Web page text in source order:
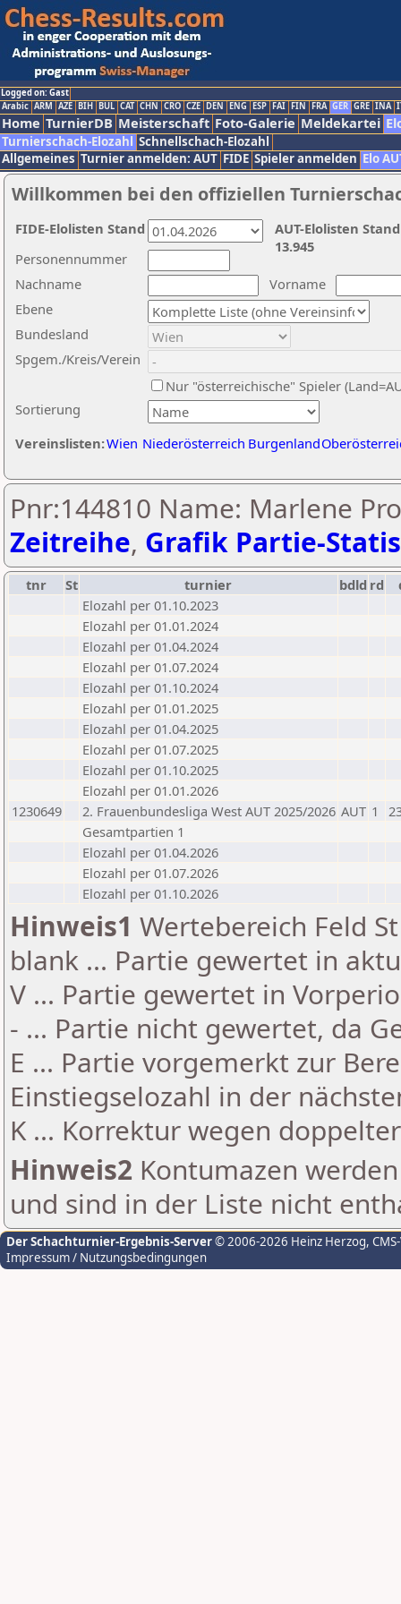
Logged on: Gast
Arabic ARM AZE BIH BUL CAT CHN CRO CZE DEN ENG ESP FAI FIN FRA GER GRE INA
Home TurnierDB Meisterschaft Foto-Galerie Meldekartei
Turnierschach-Elozahl Schnellschach-Elozahl
Allgemeines Turnier anmelden: AUT FIDE Spieler anmelden Elo
Willkommen bei den offiziellen
Nachname
Vorname
Ebene
Sortierung
Personennummer
Bundesland
Spgem./Kreis/Verein
Nur "österreichische" Spieler
Vereinslisten:Wien Niederösterreich Burgenland
AUT-Elolisten
13.945
FIDE-Elolisten Stand
Pnr:144810 Name: Marlene
Zeitreihe, Grafik Partie-
tnr St turnier bdld rd
Elozahl per 01.10.2023
Elozahl per 01.01.2024
Elozahl per 01.04.2024
Elozahl per 01.07.2024
Elozahl per 01.10.2024
Elozahl per 01.01.2025
Elozahl per 01.04.2025
Elozahl per 01.07.2025
Elozahl per 01.10.2025
Elozahl per 01.01.2026
1230649
2. Frauenbundesliga West AUT 2025/2026 AUT 1
Gesamtpartien 1
Elozahl per 01.04.2026
Elozahl per 01.07.2026
Elozahl per 01.10.2026
Hinweis1 Wertebereich Feld
blank ... Partie gewertet in
V ... Partie gewertet in
- ... Partie nicht gewertet, da
E ... Partie vorgemerkt zur
Einstiegselozahl in der
K ... Korrektur wegen
Hinweis2 Kontumazen
und sind in der Liste nicht
Der Schachturnier-Ergebnis-Server© 2006-2026 Heinz Herzog,
Impressum / Nutzungsbedingungen